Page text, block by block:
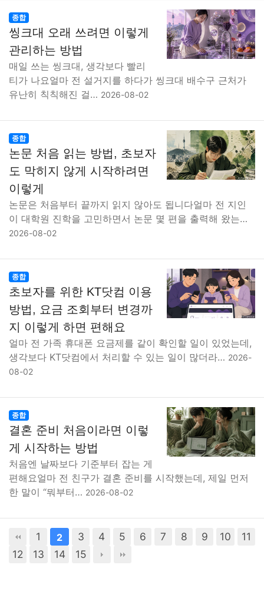
종합
씽크대 오래 쓰려면 이렇게
관리하는 방법
매일 쓰는 씽크대, 생각보다 빨리
티가 나요얼마 전 설거지를 하다가 씽크대 배수구 근처가
유난히 칙칙해진 걸… 2026-08-02
종합
논문 처음 읽는 방법, 초보자
도 막히지 않게 시작하려면
이렇게
논문은 처음부터 끝까지 읽지 않아도 됩니다얼마 전 지인
이 대학원 진학을 고민하면서 논문 몇 편을 출력해 왔는…
2026-08-02
종합
초보자를 위한 KT닷컴 이용
방법, 요금 조회부터 변경까
지 이렇게 하면 편해요
얼마 전 가족 휴대폰 요금제를 같이 확인할 일이 있었는데,
생각보다 KT닷컴에서 처리할 수 있는 일이 많더라… 2026-
08-02
종합
결혼 준비 처음이라면 이렇
게 시작하는 방법
처음엔 날짜보다 기준부터 잡는 게
편해요얼마 전 친구가 결혼 준비를 시작했는데, 제일 먼저
한 말이 “뭐부터… 2026-08-02
1 2 3 4 5 6 7 8 9 10
11
12
13 14 15